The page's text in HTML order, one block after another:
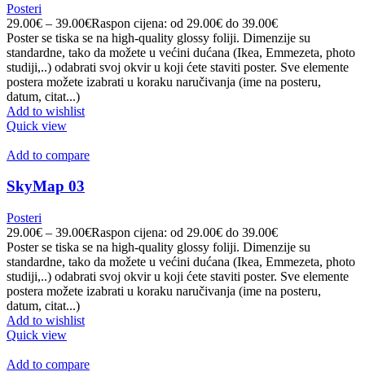
Posteri
29.00€ – 39.00€Raspon cijena: od 29.00€ do 39.00€
Poster se tiska se na high-quality glossy foliji. Dimenzije su
standardne, tako da možete u većini dućana (Ikea, Emmezeta, photo
studiji,..) odabrati svoj okvir u koji ćete staviti poster. Sve elemente
postera možete izabrati u koraku naručivanja (ime na posteru,
datum, citat...)
Add to wishlist
Quick view
Add to compare
SkyMap 03
Posteri
29.00€ – 39.00€Raspon cijena: od 29.00€ do 39.00€
Poster se tiska se na high-quality glossy foliji. Dimenzije su
standardne, tako da možete u većini dućana (Ikea, Emmezeta, photo
studiji,..) odabrati svoj okvir u koji ćete staviti poster. Sve elemente
postera možete izabrati u koraku naručivanja (ime na posteru,
datum, citat...)
Add to wishlist
Quick view
Add to compare